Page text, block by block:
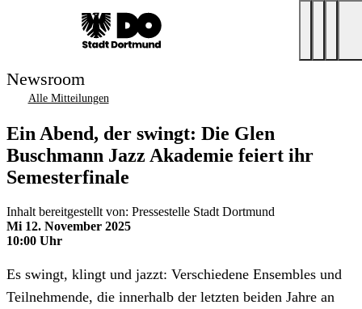
Newsroom
Alle Mitteilungen
Ein Abend, der swingt: Die Glen
Buschmann Jazz Akademie feiert ihr
Semesterfinale
Inhalt bereitgestellt von: Pressestelle Stadt Dortmund
Mi 12. November 2025
10:00 Uhr
Es swingt, klingt und jazzt: Verschiedene Ensembles und
Teilnehmende, die innerhalb der letzten beiden Jahre an